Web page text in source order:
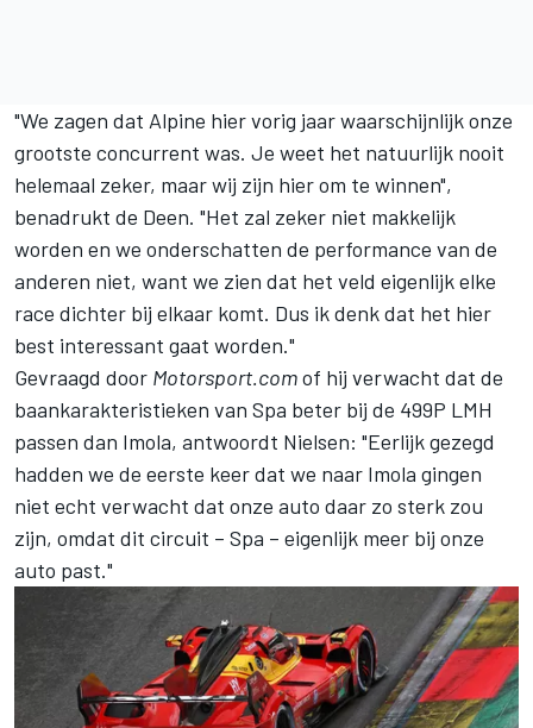
"We zagen dat Alpine hier vorig jaar waarschijnlijk onze
grootste concurrent was. Je weet het natuurlijk nooit
helemaal zeker, maar wij zijn hier om te winnen",
benadrukt de Deen. "Het zal zeker niet makkelijk
worden en we onderschatten de performance van de
anderen niet, want we zien dat het veld eigenlijk elke
race dichter bij elkaar komt. Dus ik denk dat het hier
best interessant gaat worden."
Gevraagd door Motorsport.comof hij verwacht dat de
baankarakteristieken van Spa beter bij de 499P LMH
passen dan Imola, antwoordt Nielsen: "Eerlijk gezegd
hadden we de eerste keer dat we naar Imola gingen
niet echt verwacht dat onze auto daar zo sterk zou
zijn, omdat dit circuit – Spa – eigenlijk meer bij onze
auto past."